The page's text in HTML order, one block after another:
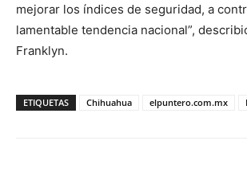
mejorar los índices de seguridad, a
lamentable tendencia nacional”,
Franklyn.
ETIQUETAS Chihuahua elpuntero.com.mx